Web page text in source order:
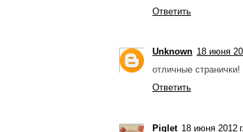
Ответить
Unknown 18 июня
отличные
Ответить
Piglet 18 июня 2012